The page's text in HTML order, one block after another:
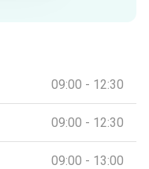
09:00 - 12:30
09:00 - 12:30
09:00 - 13:00